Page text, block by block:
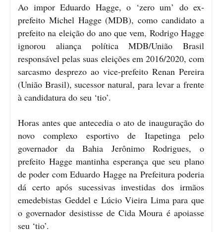
Ao impor Eduardo Hagge, o ‘zero um’ do ex-
prefeito Michel Hagge (MDB), como candidato a
prefeito na eleição do ano que vem, Rodrigo Hagge
ignorou aliança política MDB/União Brasil
responsável pelas suas eleições em 2016/2020, com
sarcasmo desprezo ao vice-prefeito Renan Pereira
(União Brasil), sucessor natural, para levar a frente
à candidatura do seu ‘tio’.
Horas antes que antecedia o ato de inauguração do
novo complexo esportivo de Itapetinga pelo
governador da Bahia Jerônimo Rodrigues, o
prefeito Hagge mantinha esperança que seu plano
de poder com Eduardo Hagge na Prefeitura poderia
dá certo após sucessivas investidas dos irmãos
emedebistas Geddel e Lúcio Vieira Lima para que
o governador desistisse de Cida Moura é apoiasse
seu ‘tio’.